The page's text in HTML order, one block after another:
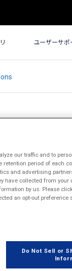
ユーザーサポ
our traffic and to
period of each
and advertising
have collected from your
by us. Please
an opt-out preference
Do Not Sell or